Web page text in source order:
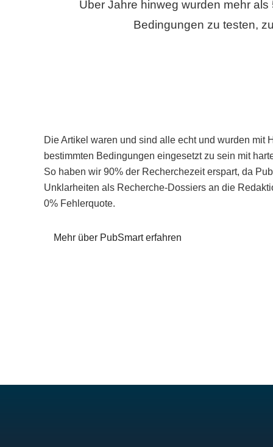
Über Jahre hinweg wurden mehr
Bedingungen zu testen,
Die Artikel waren und sind alle echt und wurden mit
bestimmten Bedingungen eingesetzt zu sein mit
So haben wir 90% der Recherchezeit erspart, da
Unklarheiten als Recherche-Dossiers an die
0% Fehlerquote.
Mehr über PubSmart erfahren